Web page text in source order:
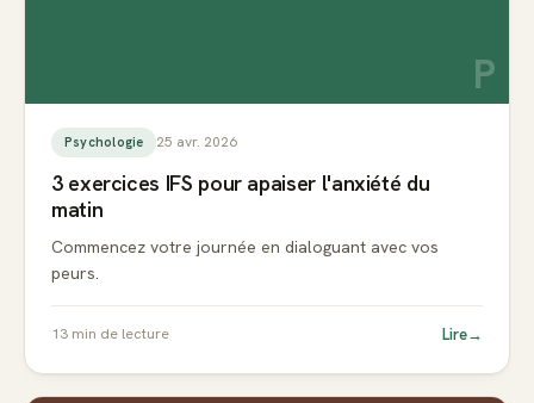
P
Psychologie 25 avr. 2026
3 exercices IFS pour apaiser l'anxiété du
matin
Commencez votre journée en dialoguant avec vos
peurs.
13 min de lecture Lire→